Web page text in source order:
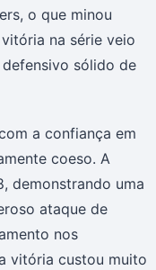
o que minou
na série veio
sólido de
a confiança em
coeso. A
demonstrando uma
ataque de
nos
vitória custou muito